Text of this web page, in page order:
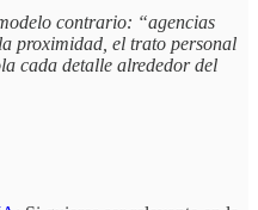
contrario: “agencias
proximidad, el trato personal
cada detalle alrededor del